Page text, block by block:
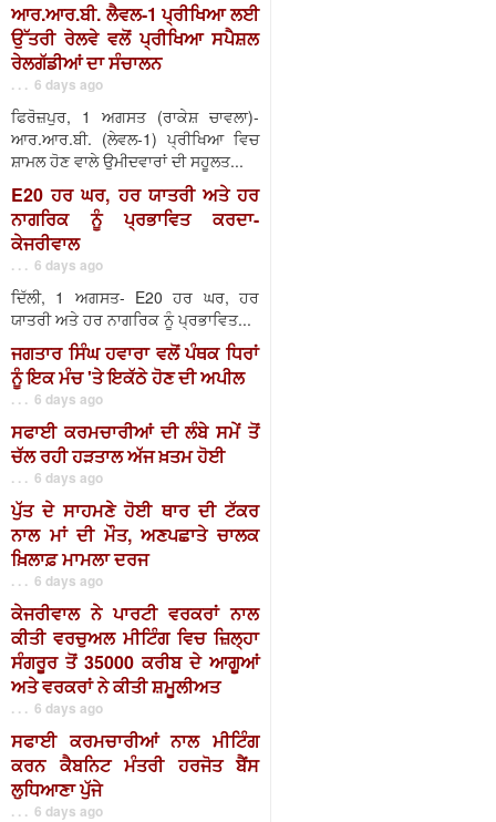
ਆਰ.ਆਰ.ਬੀ. ਲੈਵਲ-1 ਪ੍ਰੀਖਿਆ ਲਈ
ਉੱਤਰੀ ਰੇਲਵੇ ਵਲੋਂ ਪ੍ਰੀਖਿਆ ਸਪੈਸ਼ਲ
ਰੇਲਗੱਡੀਆਂ ਦਾ ਸੰਚਾਲਨ
. . . 6 days ago
ਫਿਰੋਜ਼ਪੁਰ, 1 ਅਗਸਤ (ਰਾਕੇਸ਼ ਚਾਵਲਾ)-
ਆਰ.ਆਰ.ਬੀ. (ਲੇਵਲ-1) ਪ੍ਰੀਖਿਆ ਵਿਚ
ਸ਼ਾਮਲ ਹੋਣ ਵਾਲੇ ਉਮੀਦਵਾਰਾਂ ਦੀ ਸਹੂਲਤ...
E20 ਹਰ ਘਰ, ਹਰ ਯਾਤਰੀ ਅਤੇ ਹਰ
ਨਾਗਰਿਕ ਨੂੰ ਪ੍ਰਭਾਵਿਤ ਕਰਦਾ-
ਕੇਜਰੀਵਾਲ
. . . 6 days ago
ਦਿੱਲੀ, 1 ਅਗਸਤ- E20 ਹਰ ਘਰ, ਹਰ
ਯਾਤਰੀ ਅਤੇ ਹਰ ਨਾਗਰਿਕ ਨੂੰ ਪ੍ਰਭਾਵਿਤ...
ਜਗਤਾਰ ਸਿੰਘ ਹਵਾਰਾ ਵਲੋਂ ਪੰਥਕ ਧਿਰਾਂ
ਨੂੰ ਇਕ ਮੰਚ 'ਤੇ ਇਕੱਠੇ ਹੋਣ ਦੀ ਅਪੀਲ
. . . 6 days ago
ਸਫਾਈ ਕਰਮਚਾਰੀਆਂ ਦੀ ਲੰਬੇ ਸਮੇਂ ਤੋਂ
ਚੱਲ ਰਹੀ ਹੜਤਾਲ ਅੱਜ ਖ਼ਤਮ ਹੋਈ
. . . 6 days ago
ਪੁੱਤ ਦੇ ਸਾਹਮਣੇ ਹੋਈ ਥਾਰ ਦੀ ਟੱਕਰ
ਨਾਲ ਮਾਂ ਦੀ ਮੌਤ, ਅਣਪਛਾਤੇ ਚਾਲਕ
ਖ਼ਿਲਾਫ਼ ਮਾਮਲਾ ਦਰਜ
. . . 6 days ago
ਕੇਜਰੀਵਾਲ ਨੇ ਪਾਰਟੀ ਵਰਕਰਾਂ ਨਾਲ
ਕੀਤੀ ਵਰਚੁਅਲ ਮੀਟਿੰਗ ਵਿਚ ਜ਼ਿਲ੍ਹਾ
ਸੰਗਰੂਰ ਤੋਂ 35000 ਕਰੀਬ ਦੇ ਆਗੂਆਂ
ਅਤੇ ਵਰਕਰਾਂ ਨੇ ਕੀਤੀ ਸ਼ਮੂਲੀਅਤ
. . . 6 days ago
ਸਫਾਈ ਕਰਮਚਾਰੀਆਂ ਨਾਲ ਮੀਟਿੰਗ
ਕਰਨ ਕੈਬਨਿਟ ਮੰਤਰੀ ਹਰਜੋਤ ਬੈਂਸ
ਲੁਧਿਆਣਾ ਪੁੱਜੇ
. . . 6 days ago